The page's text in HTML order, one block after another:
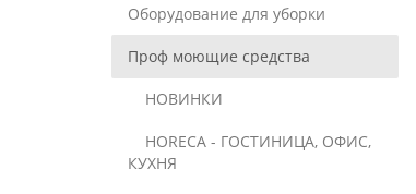
Оборудование для уборки
Проф моющие средства
НОВИНКИ
HORECA - ГОСТИНИЦА, ОФИС,
КУХНЯ